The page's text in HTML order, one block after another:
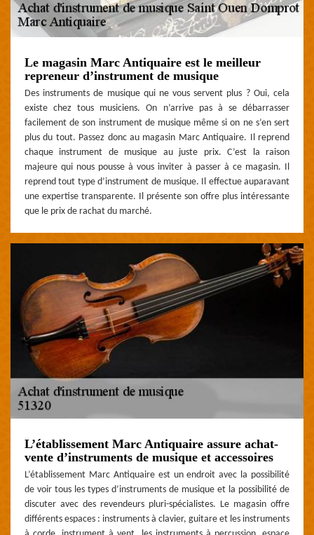
Le magasin Marc Antiquaire est le meilleur
repreneur d’instrument de musique
Des instruments de musique qui ne vous servent plus ? Oui, cela
existe chez tous musiciens. On n’arrive pas à se débarrasser
facilement de son instrument de musique même si on ne s’en sert
plus du tout. Passez donc au magasin Marc Antiquaire. Il reprend
chaque instrument de musique au juste prix. C’est la raison
majeure qui nous pousse à vous inviter à passer à ce magasin. Il
reprend tout type d’instrument de musique. Il effectue auparavant
une expertise transparente. Il présente son offre plus intéressante
que le prix de rachat du marché.
L’établissement Marc Antiquaire assure achat-
vente d’instruments de musique et accessoires
L’établissement Marc Antiquaire est un endroit avec la possibilité
de voir tous les types d’instruments de musique et la possibilité de
discuter avec des revendeurs pluri-spécialistes. Le magasin offre
différents espaces : instruments à clavier, guitare et les instruments